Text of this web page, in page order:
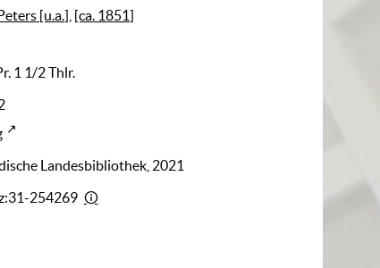
Peters [u.a.] [ca. 1851]
1 1/2 Thlr.
Landesbibliothek, 2021
254269